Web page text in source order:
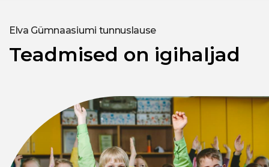
Elva Gümnaasiumi tunnuslause
Teadmised on igihaljad